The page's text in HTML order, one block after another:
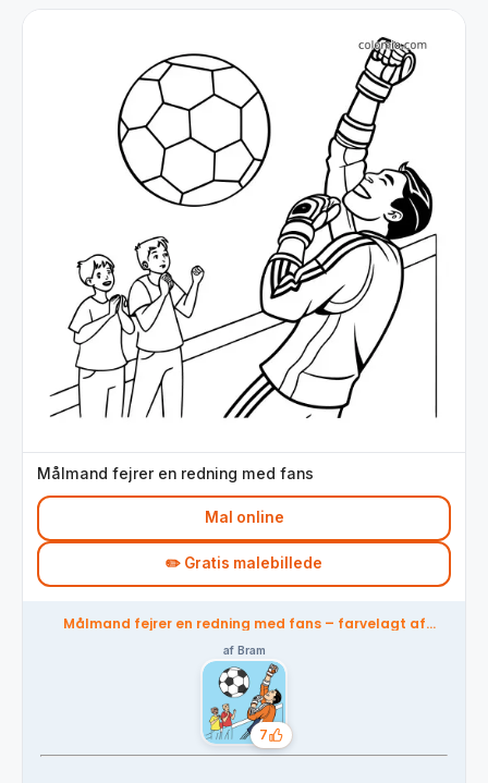
Målmand fejrer en redning med fans
Mal online
✏️ Gratis malebillede
Målmand fejrer en redning med fans – farvelagt af
af Bram
7
Likes